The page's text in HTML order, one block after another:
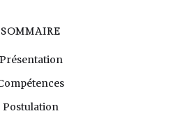
SOMMAIRE
Présentation
Postulation